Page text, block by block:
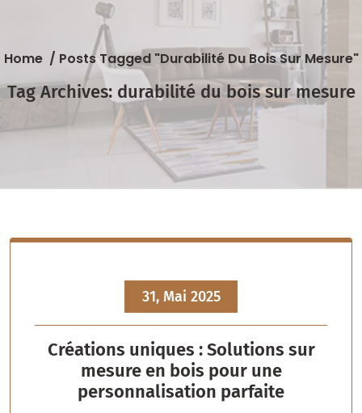
Home/ Posts Tagged "durabilité Du Bois Sur Mesure"
Tag Archives: durabilité du bois sur mesure
31, Mai 2025
Créations uniques : Solutions sur
mesure en bois pour une
personnalisation parfaite